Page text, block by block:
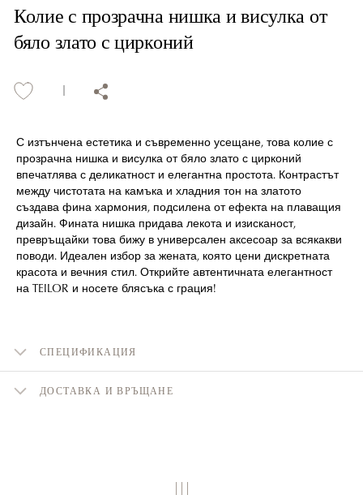
Колие с прозрачна нишка и висулка от
бяло злато с цирконий
С изтънчена естетика и съвременно усещане, това колие с
прозрачна нишка и висулка от бяло злато с цирконий
впечатлява с деликатност и елегантна простота. Контрастът
между чистотата на камъка и хладния тон на златото
създава фина хармония, подсилена от ефекта на плаващия
дизайн. Фината нишка придава лекота и изисканост,
превръщайки това бижу в универсален аксесоар за всякакви
поводи. Идеален избор за жената, която цени дискретната
красота и вечния стил. Открийте автентичната елегантност
на TEILOR и носете блясъка с грация!
СПЕЦИФИКАЦИЯ
ДОСТАВКА И ВРЪЩАНЕ